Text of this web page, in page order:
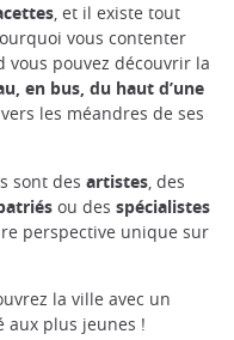
, et il existe tout
vous contenter
vous pouvez découvrir la
en bus, du haut d’une
les méandres de ses
sont des artistes , des
ou des spécialistes
perspective unique sur
la ville avec un
aux plus jeunes !